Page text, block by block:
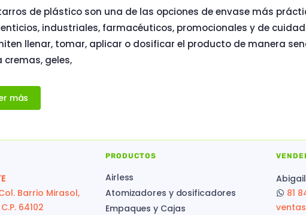
de plástico son una de las opciones de envase más
industriales, farmacéuticos, promocionales y de
llenar, tomar, aplicar o dosificar el producto de manera
cremas, geles,
más
Barrio Mirasol,
64102
PRODUCTOS
Airless
Atomizadores y dosificadores
Empaques y Cajas
81